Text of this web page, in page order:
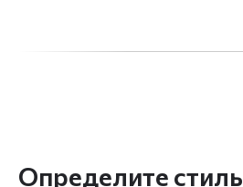
Определите стиль